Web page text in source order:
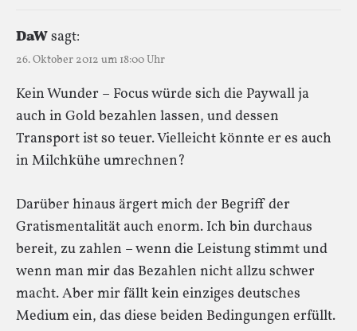
DaWsagt:
26. Oktober 2012 um 18:00 Uhr
Kein Wunder – Focus würde sich die Paywall ja
auch in Gold bezahlen lassen, und dessen
Transport ist so teuer. Vielleicht könnte er es auch
in Milchkühe umrechnen?
Darüber hinaus ärgert mich der Begriff der
Gratismentalität auch enorm. Ich bin durchaus
bereit, zu zahlen – wenn die Leistung stimmt und
wenn man mir das Bezahlen nicht allzu schwer
macht. Aber mir fällt kein einziges deutsches
Medium ein, das diese beiden Bedingungen erfüllt.